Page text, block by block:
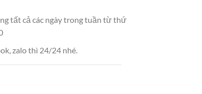
tất cả các ngày trong tuần từ thứ
zalo thì 24/24 nhé.